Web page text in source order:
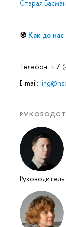
Старая
🧭 Как до нас
Телефон: +7
E-mail:
Руководитель